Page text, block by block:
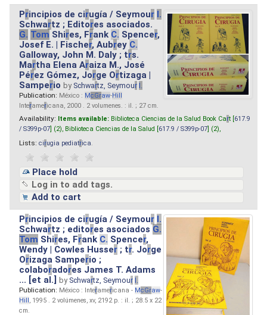
Principios de cirugía / Seymour I.
Schwartz ; Editores asociados.
G. Tom Shires, Frank C. Spencer,
Josef E. | Fischer, Aubrey C.
Galloway, John M. Daly ; trs.
Martha Elena Araiza M., José
Pérez Gómez, Jorge Ortizaga |
Samperio by Schwartz, Seymour I.
Publication: México : McGraw-Hill
Interamericana, 2000 . 2 volumenes. : il. ; 27 cm.
Availability: Items available: Biblioteca Ciencias de la Salud Book Cart [ 617.9
/ S399p-07 ] (2), Biblioteca Ciencias de la Salud [ 617.9 / S399p-07 ] (2),
Lists: cirugia pediatrica
Place hold
Log in to add tags.
Add to cart
Principios de cirugía / Seymour I.
Schwartz ; editores asociados G.
Tom Shires, Frank C. Spencer,
Wendy | Cowles Husser ; tr. Jorge
Orizaga Samperio ;
colaboradores James T. Adams
... [et al.]by Schwartz, Seymour I.
Publication: México : Interamericana - McGraw-
Hill, 1995 . 2 volúmenes, xv, 2192 p. : il. ; 28.5 x 22
cm.